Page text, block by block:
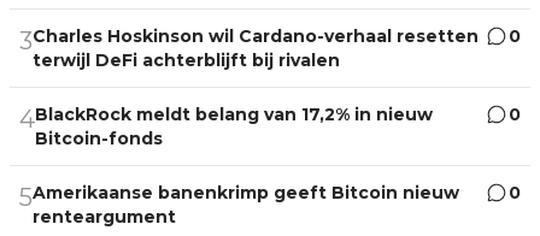
3Charles Hoskinson wil Cardano-verhaal resetten
terwijl DeFi achterblijft bij rivalen
0
4BlackRock meldt belang van 17,2% in nieuw
Bitcoin-fonds
0
5Amerikaanse banenkrimp geeft Bitcoin nieuw
renteargument
0